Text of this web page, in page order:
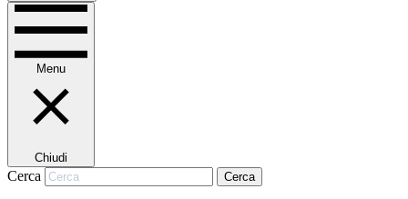
Menu
Chiudi
Cerca Cerca